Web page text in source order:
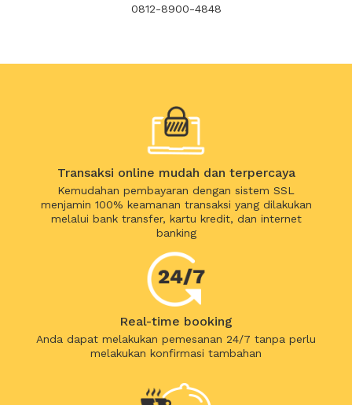
0812-8900-4848
Transaksi online mudah dan terpercaya
Kemudahan pembayaran dengan sistem SSL
menjamin 100% keamanan transaksi yang dilakukan
melalui bank transfer, kartu kredit, dan internet
banking
Real-time booking
Anda dapat melakukan pemesanan 24/7 tanpa perlu
melakukan konfirmasi tambahan